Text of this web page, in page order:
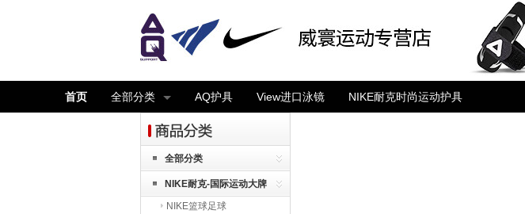
首页 全部分类 AQ护具 View进口泳镜 NIKE耐克时尚运动护具
全部分类
NIKE耐克-国际运动大牌
NIKE篮球足球